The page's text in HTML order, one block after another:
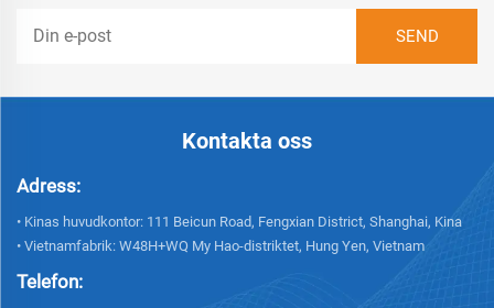
Kontakta oss
Adress:
• Kinas huvudkontor: 111 Beicun Road, Fengxian District, Shanghai, Kina
• Vietnamfabrik: W48H+WQ My Hao-distriktet, Hung Yen, Vietnam
Telefon: